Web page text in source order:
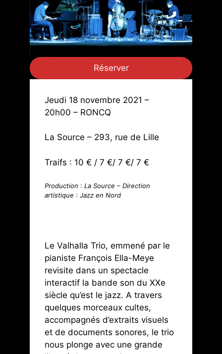
Réserver
Jeudi 18 novembre 2021 –
20h00 – RONCQ
La Source – 293, rue de Lille
Traifs : 10 € / 7 €/ 7 €/ 7 €
Production : La Source – Direction
artistique : Jazz en Nord
Le Valhalla Trio, emmené par le
pianiste François Ella-Meye
revisite dans un spectacle
interactif la bande son du XXe
siècle qu’est le jazz. A travers
quelques morceaux cultes,
accompagnés d’extraits visuels
et de documents sonores, le trio
nous plonge avec une grande